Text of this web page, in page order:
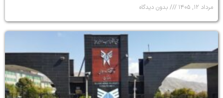
مرداد ۱۲, ۱۴۰۵ بدون دیدگاه